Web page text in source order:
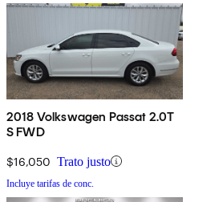
2018 Volkswagen Passat 2.0T
S FWD
$16,050 Trato justo
Incluye tarifas de conc.